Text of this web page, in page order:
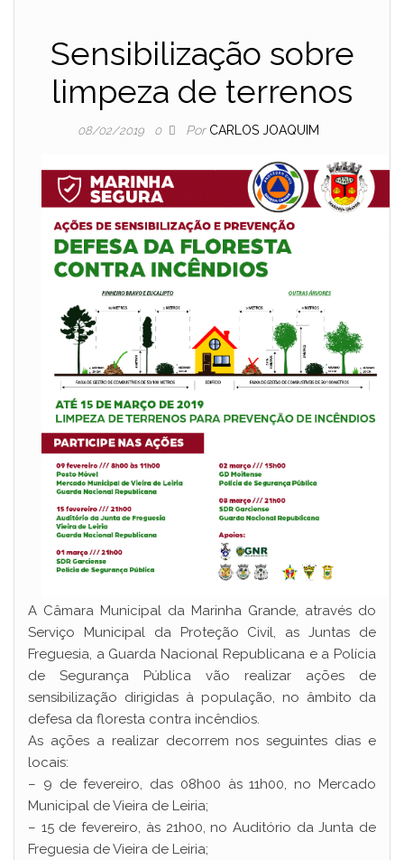
Sensibilização sobre
limpeza de terrenos
08/02/2019 0 Por CARLOS JOAQUIM
A Câmara Municipal da Marinha Grande, através do
Serviço Municipal da Proteção Civil, as Juntas de
Freguesia, a Guarda Nacional Republicana e a Polícia
de Segurança Pública vão realizar ações de
sensibilização dirigidas à população, no âmbito da
defesa da floresta contra incêndios.
As ações a realizar decorrem nos seguintes dias e
locais:
– 9 de fevereiro, das 08h00 às 11h00, no Mercado
Municipal de Vieira de Leiria;
– 15 de fevereiro, às 21h00, no Auditório da Junta de
Freguesia de Vieira de Leiria;